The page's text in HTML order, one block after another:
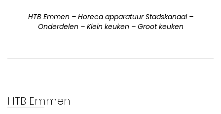
HTB Emmen – Horeca apparatuur Stadskanaal –
Onderdelen – Klein keuken – Groot keuken
HTB Emmen